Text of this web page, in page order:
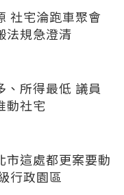
社宅淪跑車聚會
法規急澄清
、所得最低 議員
動社宅
這處都更案要動
行政園區